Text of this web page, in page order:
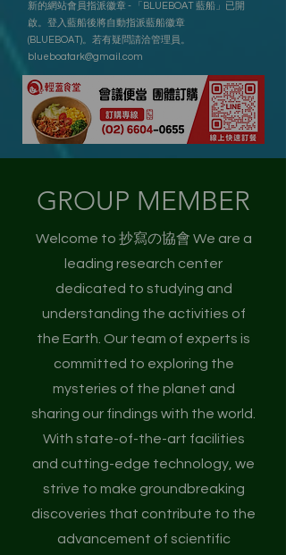
新的網站會員指派徽章 - 「BLUEBOAT 藍船」已開
啟。登入藍船後將自動指派藍船徽章
(BLUEBOAT)。若有疑問請洽管理員。
blueboatark@gmail.com
GROUP MEMBER
Welcome to 抄寫の協會 We are a
leading research center
dedicated to studying and
understanding the activities of
the Earth. Our team of experts is
committed to exploring the
mysteries of the planet and
sharing our findings with the world.
With state-of-the-art facilities
and cutting-edge technology, we
strive to make groundbreaking
discoveries that contribute to the
advancement of scientific